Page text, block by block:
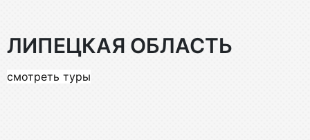
ЛИПЕЦКАЯ ОБЛАСТЬ
смотреть туры